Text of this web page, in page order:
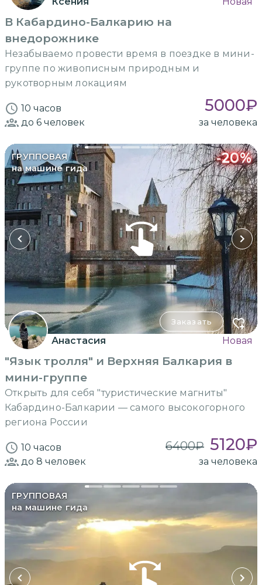
В Кабардино-Балкарию на
внедорожнике
Незабываемо провести время в поездке в мини-
группе по живописным природным и
рукотворным локациям
10 часов 5000₽
до 6 человек за человека
ГРУППОВАЯ
на машине гида
-20%
Заказать
Анастасия Новая
"Язык тролля" и Верхняя Балкария в
мини-группе
Открыть для себя "туристические магниты"
Кабардино-Балкарии — самого высокогорного
региона России
10 часов 6400₽ 5120₽
до 8 человек за человека
ГРУППОВАЯ
на машине гида